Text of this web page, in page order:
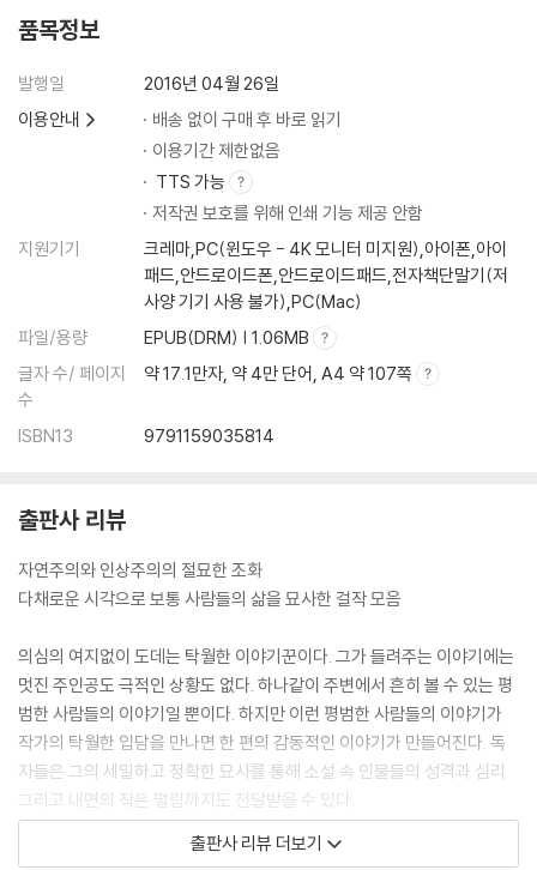
품목정보
발행일
2016년 04월 26일
이용안내
배송 없이 구매 후 바로 읽기
이용기간 제한없음
TTS 가능
저작권 보호를 위해 인쇄 기능 제공 안함
지원기기
크레마,PC(윈도우 - 4K 모니터 미지원),아이폰,아이
패드,안드로이드폰,안드로이드패드,전자책단말기(저
사양 기기 사용 불가),PC(Mac)
파일/용량
EPUB(DRM) | 1.06MB
글자 수/ 페이지
수
약 17.1만자, 약 4만 단어, A4 약 107쪽
ISBN13 9791159035814
출판사 리뷰
자연주의와 인상주의의 절묘한 조화
다채로운 시각으로 보통 사람들의 삶을 묘사한 걸작 모음
의심의 여지없이 도데는 탁월한 이야기꾼이다. 그가 들려주는 이야기에는
멋진 주인공도 극적인 상황도 없다. 하나같이 주변에서 흔히 볼 수 있는 평
범한 사람들의 이야기일 뿐이다. 하지만 이런 평범한 사람들의 이야기가
작가의 탁월한 입담을 만나면 한 편의 감동적인 이야기가 만들어진다. 독
자들은 그의 세밀하고 정확한 묘사를 통해 소설 속 인물들의 성격과 심리
그리고 내면의 작은 떨림까지도 전달받을 수 있다.
이 책에는 풍부한 서정성과 잔잔한 묘사로 유명한 그의 대표작 [별]을 비
롯해 방앗간을 운영하며 자존심을 지키고자 했던 [코르니유 영감님의 비
출판사 리뷰 더보기